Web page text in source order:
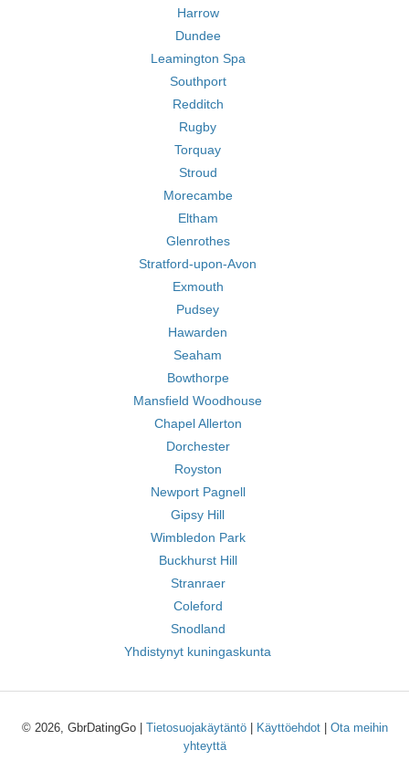
Harrow
Dundee
Leamington Spa
Southport
Redditch
Rugby
Torquay
Stroud
Morecambe
Eltham
Glenrothes
Stratford-upon-Avon
Exmouth
Pudsey
Hawarden
Seaham
Bowthorpe
Mansfield Woodhouse
Chapel Allerton
Dorchester
Royston
Newport Pagnell
Gipsy Hill
Wimbledon Park
Buckhurst Hill
Stranraer
Coleford
Snodland
Yhdistynyt kuningaskunta
© 2026, GbrDatingGo | Tietosuojakäytäntö| Käyttöehdot| Ota meihin
yhteyttä